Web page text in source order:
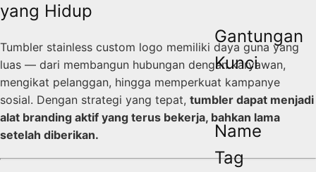
Gantungan
Kunci
Name
Tag
yang Hidup
Tumbler stainless custom logo memiliki daya guna yang
luas — dari membangun hubungan dengan karyawan,
mengikat pelanggan, hingga memperkuat kampanye
sosial. Dengan strategi yang tepat, tumbler dapat menjadi
alat branding aktif yang terus bekerja, bahkan lama
setelah diberikan.